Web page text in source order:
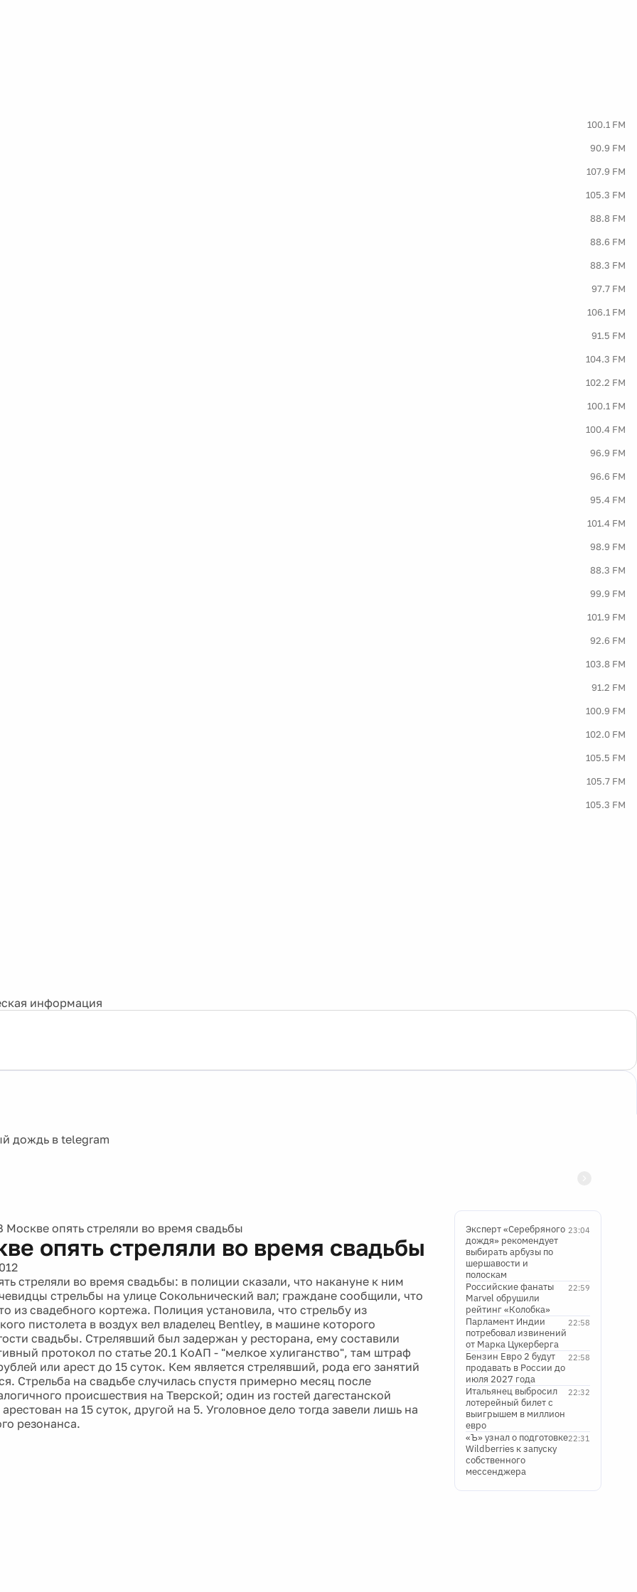
100.1 FM
90.9 FM
107.9 FM
105.3 FM
88.8 FM
88.6 FM
88.3 FM
97.7 FM
106.1 FM
91.5 FM
104.3 FM
102.2 FM
100.1 FM
100.4 FM
96.9 FM
96.6 FM
95.4 FM
101.4 FM
98.9 FM
88.3 FM
99.9 FM
101.9 FM
92.6 FM
103.8 FM
91.2 FM
100.9 FM
102.0 FM
105.5 FM
105.7 FM
105.3 FM
информация
Москве опять стреляли во время свадьбы
опять стреляли во время свадьбы
стреляли во время свадьбы: в полиции сказали, что накануне к ним
стрельбы на улице Сокольнический вал; граждане сообщили, что
из свадебного кортежа. Полиция установила, что стрельбу из
пистолета в воздух вел владелец Bentley, в машине которого
свадьбы. Стрелявший был задержан у ресторана, ему составили
протокол по статье 20.1 КоАП - "мелкое хулиганство", там штраф
или арест до 15 суток. Кем является стрелявший, рода его занятий
Стрельба на свадьбе случилась спустя примерно месяц после
происшествия на Тверской; один из гостей дагестанской
на 15 суток, другой на 5. Уголовное дело тогда завели лишь на
резонанса.
23:04
Эксперт «Серебряного
дождя» рекомендует
выбирать арбузы по
шершавости и
полоскам
22:59
Российские фанаты
Marvel обрушили
рейтинг «Колобка»
22:58
Парламент Индии
потребовал извинений
от Марка Цукерберга
22:58
Бензин Евро 2 будут
продавать в России до
июля 2027 года
22:32
Итальянец выбросил
лотерейный билет с
выигрышем в миллион
евро
22:31
«Ъ» узнал о подготовке
Wildberries к запуску
собственного
мессенджера